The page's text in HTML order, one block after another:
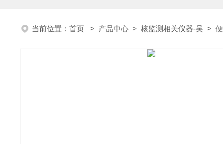
当前位置： 首页 > 产品中心 > 核监测相关仪器-吴 >